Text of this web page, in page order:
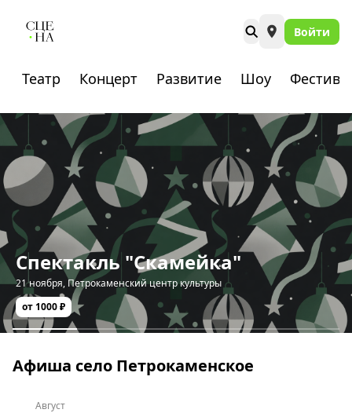
Войти
Театр Концерт Развитие Шоу
Спектакль "Скамейка"
21 ноября,Петрокаменский центр культуры
от 1000 ₽
Афиша село Петрокаменское
Август